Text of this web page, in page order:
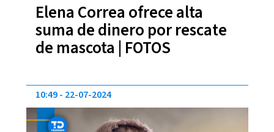
Elena Correa ofrece alta
suma de dinero por rescate
de mascota | FOTOS
10:49 22-07-2024